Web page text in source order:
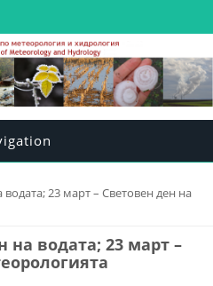
23 март – Световен ден на
на водата; 23 март –